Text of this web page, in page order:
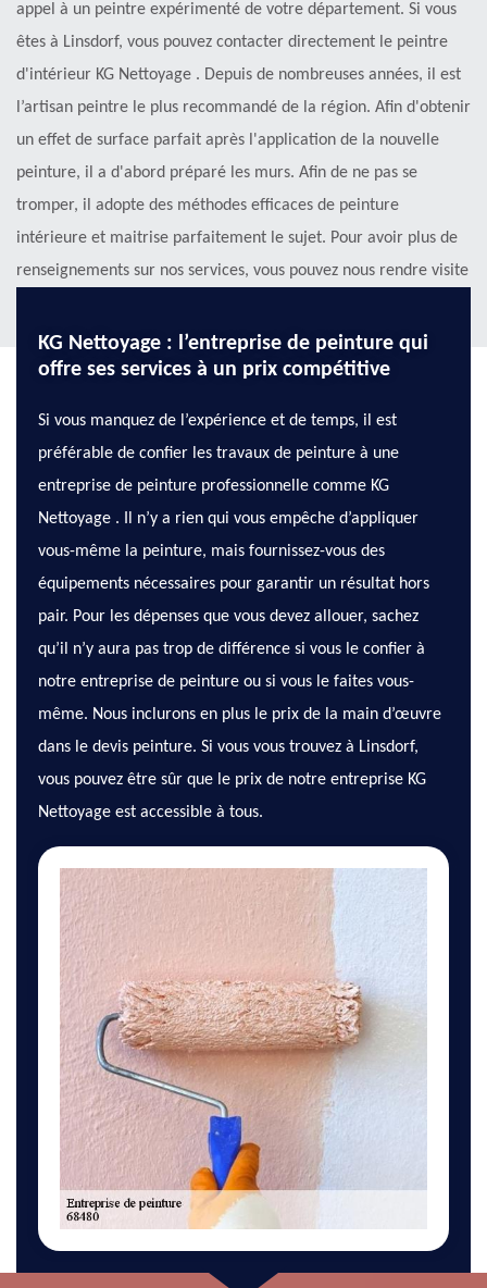
appel à un peintre expérimenté de votre département. Si vous
êtes à Linsdorf, vous pouvez contacter directement le peintre
d'intérieur KG Nettoyage . Depuis de nombreuses années, il est
l’artisan peintre le plus recommandé de la région. Afin d'obtenir
un effet de surface parfait après l'application de la nouvelle
peinture, il a d'abord préparé les murs. Afin de ne pas se
tromper, il adopte des méthodes efficaces de peinture
intérieure et maitrise parfaitement le sujet. Pour avoir plus de
renseignements sur nos services, vous pouvez nous rendre visite
KG Nettoyage : l’entreprise de peinture qui
offre ses services à un prix compétitive
Si vous manquez de l’expérience et de temps, il est
préférable de confier les travaux de peinture à une
entreprise de peinture professionnelle comme KG
Nettoyage . Il n’y a rien qui vous empêche d’appliquer
vous-même la peinture, mais fournissez-vous des
équipements nécessaires pour garantir un résultat hors
pair. Pour les dépenses que vous devez allouer, sachez
qu’il n’y aura pas trop de différence si vous le confier à
notre entreprise de peinture ou si vous le faites vous-
même. Nous inclurons en plus le prix de la main d’œuvre
dans le devis peinture. Si vous vous trouvez à Linsdorf,
vous pouvez être sûr que le prix de notre entreprise KG
Nettoyage est accessible à tous.